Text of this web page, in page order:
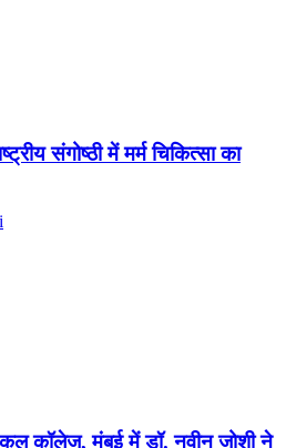
संगोष्ठी में मर्म चिकित्सा का
कॉलेज, मुंबई में डॉ. नवीन जोशी ने